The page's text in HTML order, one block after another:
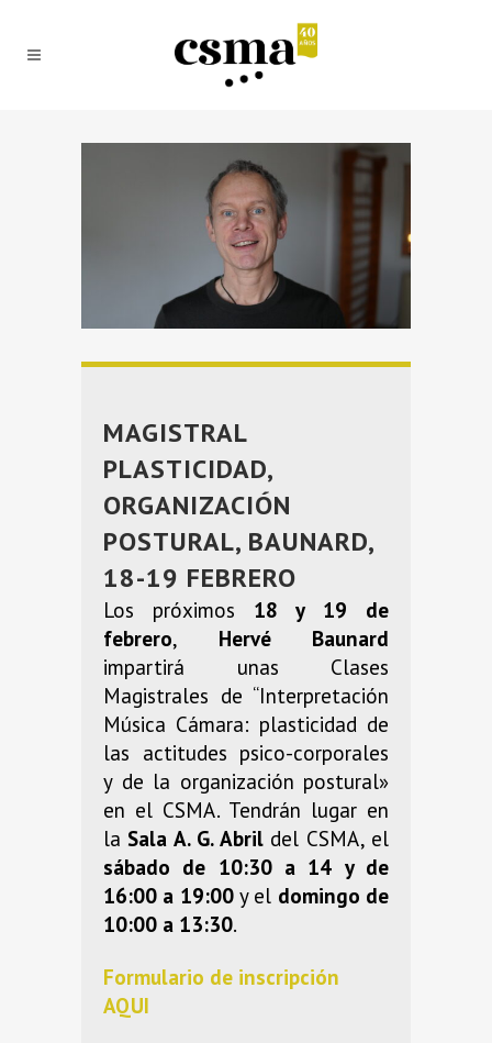
MAGISTRAL
PLASTICIDAD,
ORGANIZACIÓN
POSTURAL, BAUNARD,
18-19 FEBRERO
Los próximos 18 y 19 de
febrero, Hervé Baunard
impartirá unas Clases
Magistrales de “Interpretación
Música Cámara: plasticidad de
las actitudes psico-corporales
y de la organización postural»
en el CSMA. Tendrán lugar en
la Sala A. G. Abrildel CSMA, el
sábado de 10:30 a 14 y de
16:00 a 19:00y el domingo de
10:00 a 13:30.
Formulario de inscripción
AQUI